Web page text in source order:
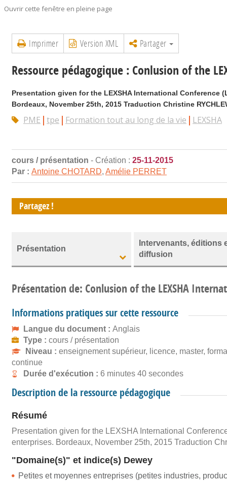
Ouvrir cette fenêtre en pleine page
Imprimer Version XML Partager
Ressource pédagogique : Conlusion of the
Presentation given for the LEXSHA International Conference
Bordeaux, November 25th, 2015 Traduction Christine
PME tpe Formation tout au long de la vie LEXSHA
cours / présentation - Création : 25-11-2015
Par : Antoine CHOTARD, Amélie PERRET
Partagez !
Présentation
Intervenants, éditions
diffusion
Présentation de: Conlusion of the LEXSHA
Informations pratiques sur cette ressource
Langue du document : Anglais
Type : cours / présentation
Niveau : enseignement supérieur, licence, master,
continue
Durée d'exécution : 6 minutes 40 secondes
Description de la ressource pédagogique
Résumé
Presentation given for the LEXSHA International
enterprises. Bordeaux, November 25th, 2015 Traduction
"Domaine(s)" et indice(s) Dewey
Petites et moyennes entreprises (petites industries,